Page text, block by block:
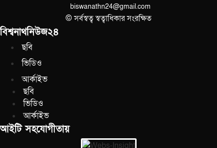
biswanathn24@gmail.com
© সর্বস্বত্ব স্বত্বাধিকার সংরক্ষিত
বিশ্বনাথনিউজ২৪
ছবি
ভিডিও
আর্কাইভ
ছবি
ভিডিও
আর্কাইভ
আইটি সহযোগীতায়